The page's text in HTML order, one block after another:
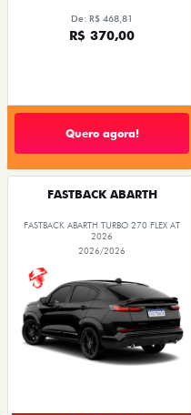
De: R$ 468,81
R$ 370,00
Quero agora!
FASTBACK ABARTH
FASTBACK ABARTH TURBO 270 FLEX AT
2026
2026/2026